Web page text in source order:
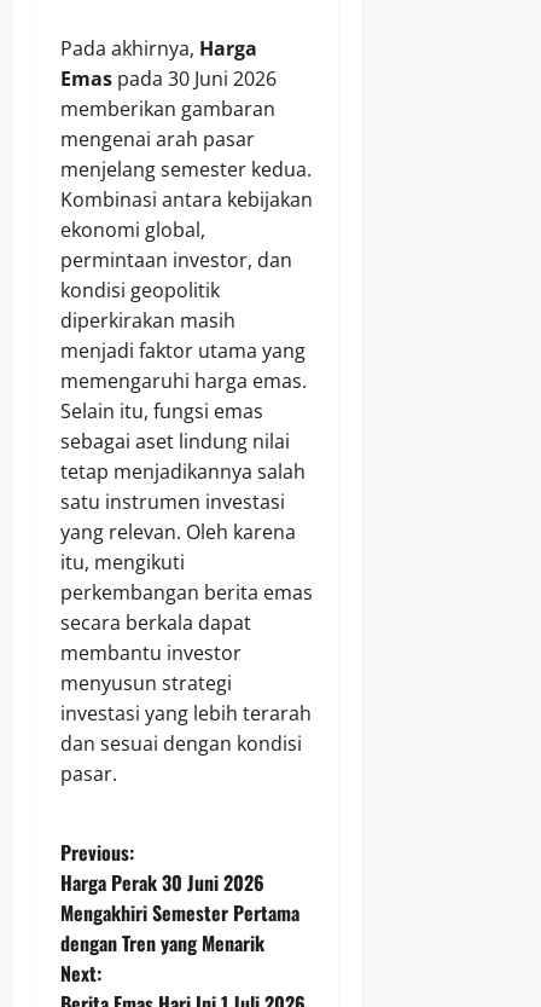
Pada akhirnya, Harga
Emas pada 30 Juni 2026
memberikan gambaran
mengenai arah pasar
menjelang semester kedua.
Kombinasi antara kebijakan
ekonomi global,
permintaan investor, dan
kondisi geopolitik
diperkirakan masih
menjadi faktor utama yang
memengaruhi harga emas.
Selain itu, fungsi emas
sebagai aset lindung nilai
tetap menjadikannya salah
satu instrumen investasi
yang relevan. Oleh karena
itu, mengikuti
perkembangan berita emas
secara berkala dapat
membantu investor
menyusun strategi
investasi yang lebih terarah
dan sesuai dengan kondisi
pasar.
P
o
s
Previous:
Harga Perak 30 Juni 2026
Mengakhiri Semester Pertama
dengan Tren yang Menarik
Next: